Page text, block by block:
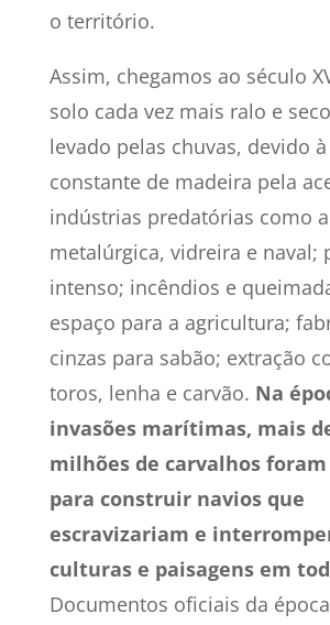
o território.
Assim, chegamos ao século
solo cada vez mais ralo e
levado pelas chuvas, devido
constante de madeira pela
indústrias predatórias como a
metalúrgica, vidreira e naval;
intenso; incêndios e
espaço para a agricultura;
cinzas para sabão; extração
toros, lenha e carvão. Na
invasões marítimas, mais
milhões de carvalhos
para construir navios que
escravizariam e
culturas e paisagens em
Documentos oficiais da